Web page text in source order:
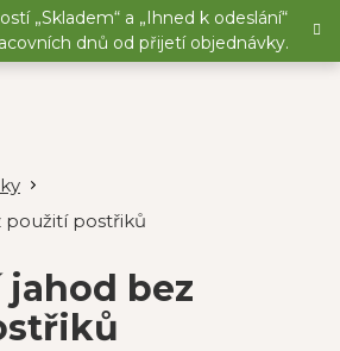
„Skladem“ a „Ihned k odeslání“
dnů od přijetí objednávky.
použití postřiků
jahod bez